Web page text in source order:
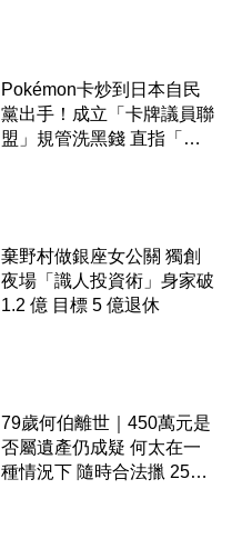
Pokémon卡炒到日本自民
黨出手！成立「卡牌議員聯
盟」規管洗黑錢 直指「日
棄野村做銀座女公關 獨創
夜場「識人投資術」身家破
1.2 億 目標 5 億退休
79歲何伯離世｜450萬元是
否屬遺產仍成疑 何太在一
種情況下 隨時合法擸 250